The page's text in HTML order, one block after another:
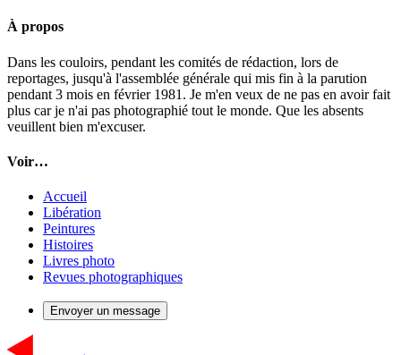
À propos
Dans les couloirs, pendant les comités de rédaction, lors de
reportages, jusqu'à l'assemblée générale qui mis fin à la parution
pendant 3 mois en février 1981. Je m'en veux de ne pas en avoir fait
plus car je n'ai pas photographié tout le monde. Que les absents
veuillent bien m'excuser.
Voir…
Accueil
Libération
Peintures
Histoires
Livres photo
Revues photographiques
Envoyer un message